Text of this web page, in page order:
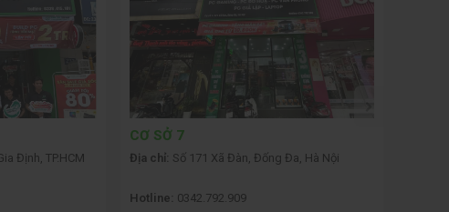
đại nhằm tối ưu tác vụ nặng
Định, TP.HCM
CƠ SỞ 7
Địa chỉ: Số 171 Xã Đàn, Đống Đa, Hà Nội
Hotline: 0342.792.909